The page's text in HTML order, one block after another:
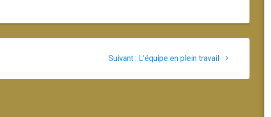
Suivant : Article
:
L’équipe en plein travail